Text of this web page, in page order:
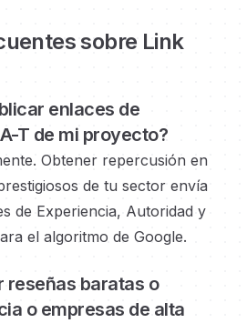
sobre Link
enlaces de
T de mi proyecto?
Obtener repercusión en
de tu sector envía
de Experiencia, Autoridad y
el algoritmo de Google.
reseñas baratas o
o empresas de alta